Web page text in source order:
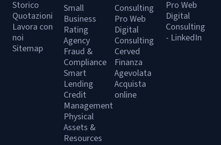
Storico
Quotazioni
Lavora con
noi
Sitemap
Small
Business
Rating
Agency
Fraud &
Compliance
Smart
Lending
Credit
Management
Physical
Assets &
Resources
Consulting
Pro Web
Digital
Consulting
Cerved
Finanza
Agevolata
Acquista
online
Pro Web
Digital
Consulting
- LinkedIn